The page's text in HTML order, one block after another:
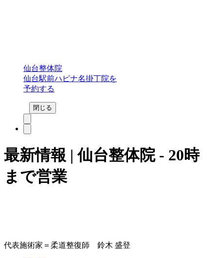
仙台整体院
仙台駅前ハピナ名掛丁院を
予約する
閉じる
最新情報 | 仙台整体院 - 20時
まで営業
代表施術家＝柔道整復師 鈴木 盛登